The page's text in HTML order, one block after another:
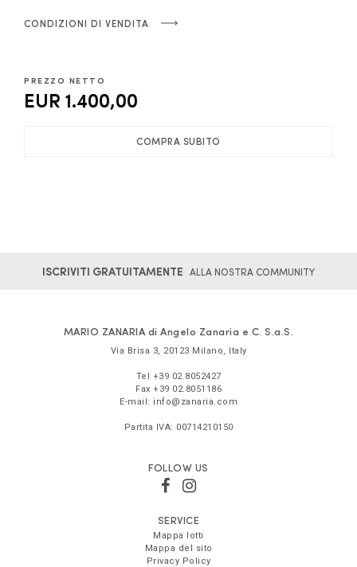
CONDIZIONI DI VENDITA
PREZZO NETTO
EUR 1.400,00
COMPRA SUBITO
ISCRIVITI GRATUITAMENTE ALLA NOSTRA COMMUNITY
MARIO ZANARIA di Angelo Zanaria e C. S.a.S.
Via Brisa 3 20123 Milano Italy
Tel +39 02.8052427
Fax +39 02.8051186
E-mail: info@zanaria.com
Partita IVA: 00714210150
FOLLOW US
SERVICE
Mappa lotti
Mappa del sito
Privacy Policy